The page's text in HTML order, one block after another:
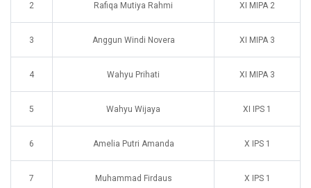
2 Rafiqa Mutiya Rahmi XI MIPA 2
3 Anggun Windi Novera XI MIPA 3
4 Wahyu Prihati XI MIPA 3
5 Wahyu Wijaya XI IPS 1
6 Amelia Putri Amanda X IPS 1
7 Muhammad Firdaus X IPS 1